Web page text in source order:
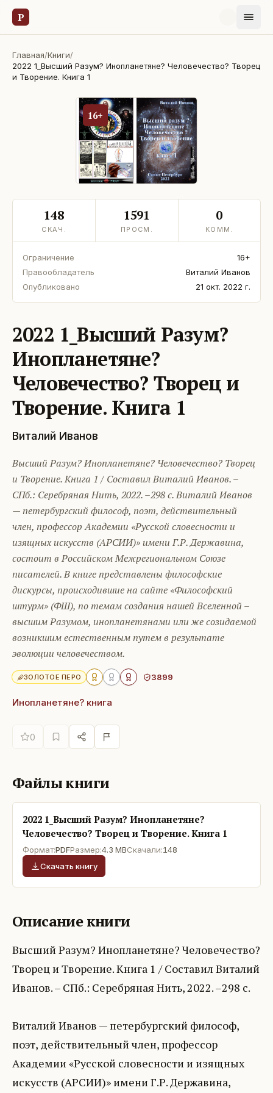
Р
Главная/Книги/
2022 1_Высший Разум? Инопланетяне? Человечество? Творец
и Творение. Книга 1
16+
148
СКАЧ.
1591
ПРОСМ.
0
КОММ.
Ограничение
16+
Правообладатель
Виталий Иванов
Опубликовано
21 окт. 2022 г.
2022 1_Высший Разум?
Инопланетяне?
Человечество? Творец и
Творение. Книга 1
Виталий Иванов
Высший Разум? Инопланетяне? Человечество? Творец
и Творение. Книга 1 / Составил Виталий Иванов. –
СПб.: Серебряная Нить, 2022. –298 с. Виталий Иванов
— петербургский философ, поэт, действительный
член, профессор Академии «Русской словесности и
изящных искусств (АРСИИ)» имени Г.Р. Державина,
состоит в Российском Межрегиональном Союзе
писателей. В книге представлены философские
дискурсы, происходившие на сайте «Философский
штурм» (ФШ), по темам создания нашей Вселенной –
высшим Разумом, инопланетянами или же созидаемой
возникшим естественным путем в результате
эволюции человечеством.
ЗОЛОТОЕ ПЕРО 3899
Инопланетяне? книга
0
Файлы книги
2022 1_Высший Разум? Инопланетяне?
Человечество? Творец и Творение. Книга 1
Формат:PDFРазмер:4.3 MBСкачали:148
Скачать книгу
Описание книги
Высший Разум? Инопланетяне? Человечество?
Творец и Творение. Книга 1 / Составил Виталий
Иванов. – СПб.: Серебряная Нить, 2022. –298 с.
Виталий Иванов — петербургский философ,
поэт, действительный член, профессор
Академии «Русской словесности и изящных
искусств (АРСИИ)» имени Г.Р. Державина,